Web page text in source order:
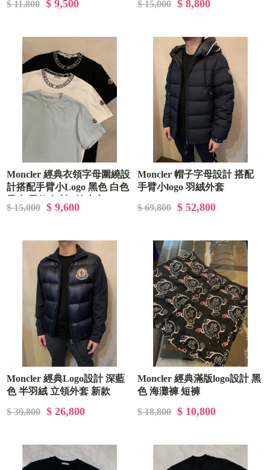
$ 11,800
$ 9,500 $ 15,000 $ 8,800
Moncler 經典衣領字母圍繞設
計搭配手臂小Logo 黑色 白色
$ 15,000 $ 9,600
Moncler 帽子字母設計 搭配
手臂小logo 羽絨外套
$ 69,800
$ 52,800
Moncler 經典Logo設計 深藍
色 半羽絨 立領外套 新款
$ 39,800
$ 26,800
Moncler 經典滿版logo設計 黑
色 海灘褲 短褲
$ 18,800
$ 10,800